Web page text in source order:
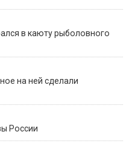
в каюту рыболовного
на ней сделали
России